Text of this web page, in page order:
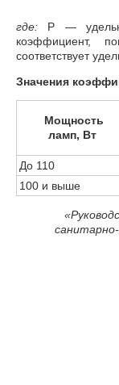
где: Р —
коэффициент,
соответствует
Значения
Мощность
ламп, Вт
До 110
100 и выше
санитарно-